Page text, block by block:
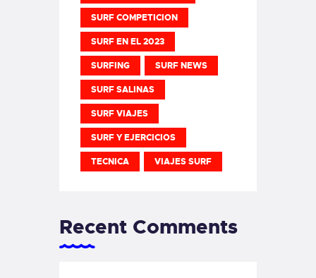
SURF COMPETICION
SURF EN EL 2023
SURFING SURF NEWS
SURF SALINAS
SURF VIAJES
SURF Y EJERCICIOS
TECNICA VIAJES SURF
Recent Comments